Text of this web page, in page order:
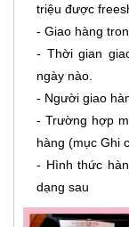
triệu được
- Giao hàng
- Thời gian
ngày nào.
- Người giao
- Trường hợp
hàng (mục Ghi
- Hình thức
dạng sau